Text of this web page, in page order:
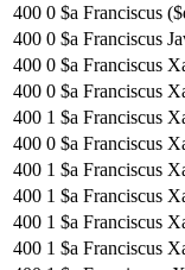
400 0 $a Franciscus
400 0 $a Franciscus
400 0 $a Franciscus
400 0 $a Franciscus
400 1 $a Franciscus
400 0 $a Franciscus
400 1 $a Franciscus
400 1 $a Franciscus
400 1 $a Franciscus
400 1 $a Franciscus